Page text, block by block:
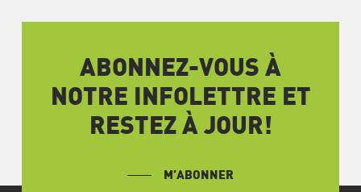
ABONNEZ-VOUS À
NOTRE INFOLETTRE ET
RESTEZ À JOUR!
M’ABONNER